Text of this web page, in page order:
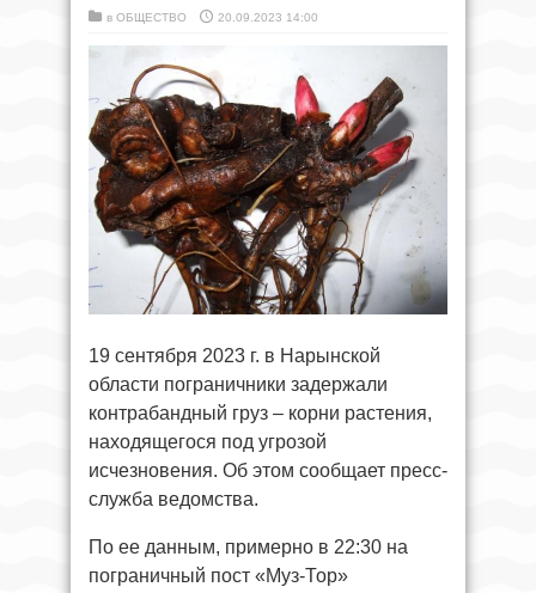
в ОБЩЕСТВО 20.09.2023 14:00
19 сентября 2023 г. в Нарынской
области пограничники задержали
контрабандный груз – корни растения,
находящегося под угрозой
исчезновения. Об этом сообщает пресс-
служба ведомства.
По ее данным, примерно в 22:30 на
пограничный пост «Муз-Тор»